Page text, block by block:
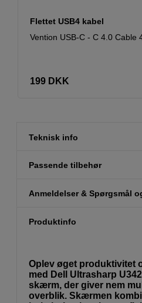
Flettet USB4 kabel
Vention USB-C - C 4.0 Cable
199 DKK
Teknisk info
Passende tilbehør
Anmeldelser & Spørgsmål
Produktinfo
Oplev øget produktivitet
med Dell Ultrasharp
skærm, der giver nem
overblik. Skærmen